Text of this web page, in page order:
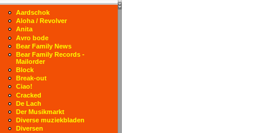
Aardschok
Aloha / Revolver
Anita
Avro bode
Bear Family News
Bear Family Records -
Mailorder
Block
Break-out
Ciao!
Cracked
De Lach
Der Musikmarkt
Diverse muziekbladen
Diversen